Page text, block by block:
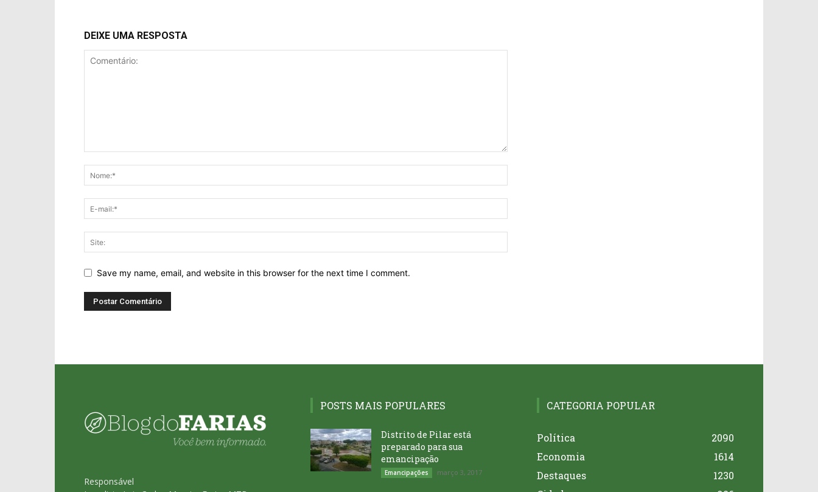
DEIXE UMA RESPOSTA
Save my name, email, and website in this browser for the next time I comment.
Responsável
POSTS MAIS POPULARES
Distrito de Pilar está
preparado para sua
emancipação
Emancipações março 3, 2017
CATEGORIA POPULAR
Política
2090
Economia
1614
Destaques
1230